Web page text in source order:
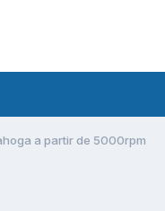
a partir de 5000rpm